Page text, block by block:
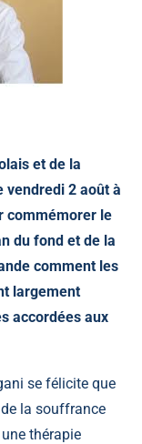
et de la
vendredi 2 août à
commémorer le
du fond et de la
comment les
largement
accordées aux
se félicite que
la souffrance
thérapie